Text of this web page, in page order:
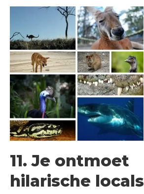
11. Je ontmoet
hilarische locals